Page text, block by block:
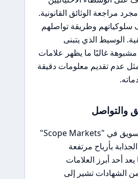
مراجعة الوثائق القانونية.
وطريقة تواصلهم
الوسيط الذي يتبنى
غالبًا ما يظهر علامات
عدم تقديم معلومات دقيقة
والتواصل
تتجلى أساليب التسويق في "Scope Markets"
بأرباح مرتفعة
أحد أبرز العلامات
من الشهادات تشير إلى